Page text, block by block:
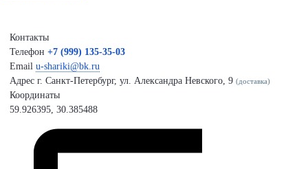
Контакты
Телефон +7 (999) 135-35-03
Email u-shariki@bk.ru
Адрес г. Санкт-Петербург, ул. Александра Невского, 9 (доставка)
Координаты
59.926395, 30.385488